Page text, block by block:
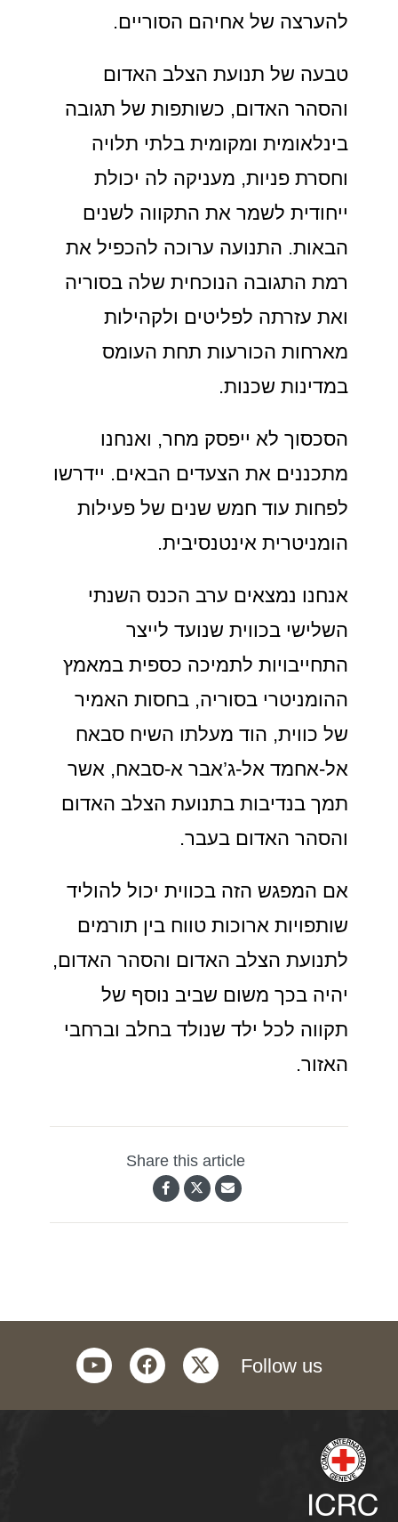
להערצה של אחיהם הסוריים.
טבעה של תנועת הצלב האדום
והסהר האדום, כשותפות של תגובה
בינלאומית ומקומית בלתי תלויה
וחסרת פניות, מעניקה לה יכולת
ייחודית לשמר את התקווה לשנים
הבאות. התנועה ערוכה להכפיל את
רמת התגובה הנוכחית שלה בסוריה
ואת עזרתה לפליטים ולקהילות
מארחות הכורעות תחת העומס
במדינות שכנות.
הסכסוך לא ייפסק מחר, ואנחנו
מתכננים את הצעדים הבאים. יידרשו
לפחות עוד חמש שנים של פעילות
הומניטרית אינטנסיבית.
אנחנו נמצאים ערב הכנס השנתי
השלישי בכווית שנועד לייצר
התחייבויות לתמיכה כספית במאמץ
ההומניטרי בסוריה, בחסות האמיר
של כווית, הוד מעלתו השיח סבאח
אל-אחמד אל-ג’אבר א-סבאח, אשר
תמך בנדיבות בתנועת הצלב האדום
והסהר האדום בעבר.
אם המפגש הזה בכווית יכול להוליד
שותפויות ארוכות טווח בין תורמים
לתנועת הצלב האדום והסהר האדום,
יהיה בכך משום שביב נוסף של
תקווה לכל ילד שנולד בחלב וברחבי
האזור.
Share this article
Follow us
twitter
facebook
youtube